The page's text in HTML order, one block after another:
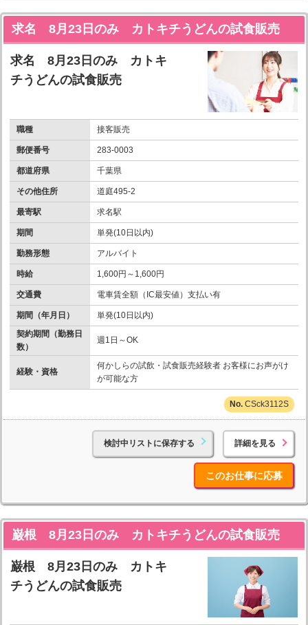
求名 8月23日のみ カトキチうどんの試食販売
求名 8月23日のみ カトキ
チうどんの試食販売
職種 接客販売
郵便番号 283-0003
都道府県 千葉県
その他住所 道庭495-2
最寄駅 求名駅
期間 単発(10日以内)
勤務形態 アルバイト
時給 1,600円～1,600円
交通費 電車賃全額（IC最安値）支払い有
期間（年月日）
単発(10日以内)
契約期間（勤務日
数）
週1日～OK
経験・資格
何かしらの試飲・試食販売経験者 お客様にお声がけ
が可能な方
CSck3112S
検討中リストに保存する 詳細を見る
このお仕事に応募
巌根 8月23日のみ カトキチうどんの試食販売
巌根 8月23日のみ カトキ
チうどんの試食販売